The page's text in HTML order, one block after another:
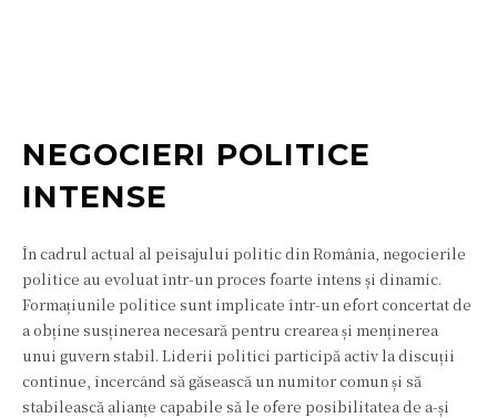
NEGOCIERI POLITICE
INTENSE
În cadrul actual al peisajului politic din România, negocierile
politice au evoluat într-un proces foarte intens și dinamic.
Formațiunile politice sunt implicate într-un efort concertat de
a obține susținerea necesară pentru crearea și menținerea
unui guvern stabil. Liderii politici participă activ la discuții
continue, încercând să găsească un numitor comun și să
stabilească alianțe capabile să le ofere posibilitatea de a-și